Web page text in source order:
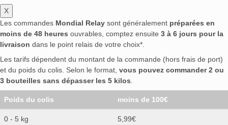
X
Les commandes Mondial Relay sont généralement préparées en
moins de 48 heures ouvrables, comptez ensuite 3 à 6 jours pour la
livraison dans le point relais de votre choix*.
Les tarifs dépendent du montant de la commande (hors frais de port)
et du poids du colis. Selon le format, vous pouvez commander 2 ou
3 bouteilles sans dépasser les 5 kilos.
Poids du colis moins de 100€
0 - 5 kg 5,99€